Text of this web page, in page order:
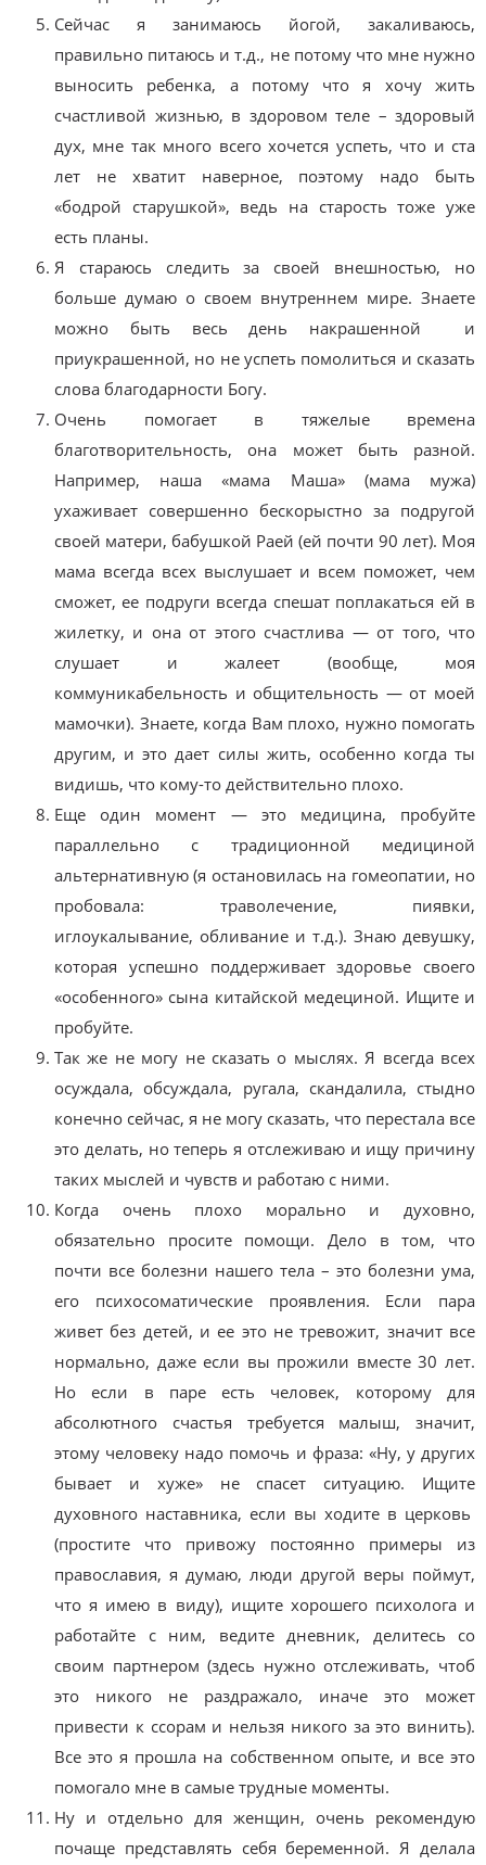
Сейчас я занимаюсь йогой, закаливаюсь,
правильно питаюсь и т.д., не потому что мне нужно
выносить ребенка, а потому что я хочу жить
счастливой жизнью, в здоровом теле – здоровый
дух, мне так много всего хочется успеть, что и ста
лет не хватит наверное, поэтому надо быть
«бодрой старушкой», ведь на старость тоже уже
есть планы.
Я стараюсь следить за своей внешностью, но
больше думаю о своем внутреннем мире. Знаете
можно быть весь день накрашенной и
приукрашенной, но не успеть помолиться и сказать
слова благодарности Богу.
Очень помогает в тяжелые времена
благотворительность, она может быть разной.
Например, наша «мама Маша» (мама мужа)
ухаживает совершенно бескорыстно за подругой
своей матери, бабушкой Раей (ей почти 90 лет). Моя
мама всегда всех выслушает и всем поможет, чем
сможет, ее подруги всегда спешат поплакаться ей в
жилетку, и она от этого счастлива — от того, что
слушает и жалеет (вообще, моя
коммуникабельность и общительность — от моей
мамочки). Знаете, когда Вам плохо, нужно помогать
другим, и это дает силы жить, особенно когда ты
видишь, что кому-то действительно плохо.
Еще один момент — это медицина, пробуйте
параллельно с традиционной медициной
альтернативную (я остановилась на гомеопатии, но
пробовала: траволечение, пиявки,
иглоукалывание, обливание и т.д.). Знаю девушку,
которая успешно поддерживает здоровье своего
«особенного» сына китайской медециной. Ищите и
пробуйте.
Так же не могу не сказать о мыслях. Я всегда всех
осуждала, обсуждала, ругала, скандалила, стыдно
конечно сейчас, я не могу сказать, что перестала все
это делать, но теперь я отслеживаю и ищу причину
таких мыслей и чувств и работаю с ними.
Когда очень плохо морально и духовно,
обязательно просите помощи. Дело в том, что
почти все болезни нашего тела – это болезни ума,
его психосоматические проявления. Если пара
живет без детей, и ее это не тревожит, значит все
нормально, даже если вы прожили вместе 30 лет.
Но если в паре есть человек, которому для
абсолютного счастья требуется малыш, значит,
этому человеку надо помочь и фраза: «Ну, у других
бывает и хуже» не спасет ситуацию. Ищите
духовного наставника, если вы ходите в церковь
(простите что привожу постоянно примеры из
православия, я думаю, люди другой веры поймут,
что я имею в виду), ищите хорошего психолога и
работайте с ним, ведите дневник, делитесь со
своим партнером (здесь нужно отслеживать, чтоб
это никого не раздражало, иначе это может
привести к ссорам и нельзя никого за это винить).
Все это я прошла на собственном опыте, и все это
помогало мне в самые трудные моменты.
Ну и отдельно для женщин, очень рекомендую
почаще представлять себя беременной. Я делала